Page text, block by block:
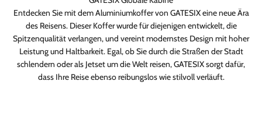
Entdecken Sie mit dem Aluminiumkoffer von GATESIX eine neue Ära
des Reisens. Dieser Koffer wurde für diejenigen entwickelt, die
Spitzenqualität verlangen, und vereint modernstes Design mit hoher
Leistung und Haltbarkeit. Egal, ob Sie durch die Straßen der Stadt
schlendern oder als Jetset um die Welt reisen, GATESIX sorgt dafür,
dass Ihre Reise ebenso reibungslos wie stilvoll verläuft.